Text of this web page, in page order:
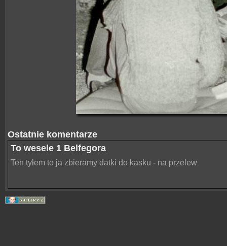
Ostatnie komentarze
To wesele 1 Belfegora
Ten tyłem to ja zbieramy datki do kasku - na przelew